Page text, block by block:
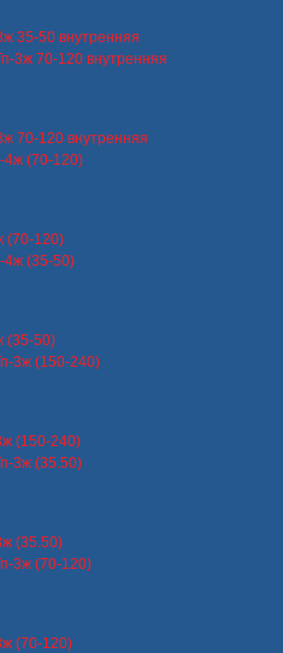
35-50 внутренняя
70-120 внутренняя
(70-120)
(35-50)
(150-240)
(35.50)
(70-120)